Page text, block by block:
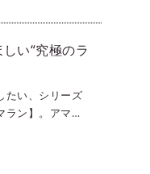
好き！ な筆者
夢系映画を3つご
い“究極のラ
たい、シリーズ
ラン】。アマプ
ーが各々おす
観てほしい究極